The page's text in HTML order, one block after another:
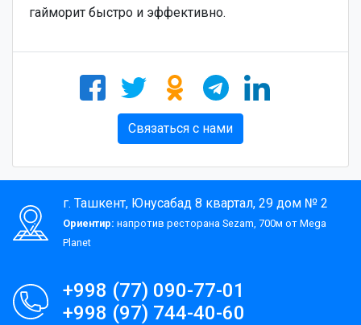
гайморит быстро и эффективно.
Связаться с нами
г. Ташкент, Юнусабад 8 квартал, 29 дом № 2
Ориентир: напротив ресторана Sezam, 700м от Mega
Planet
+998 (77) 090-77-01
+998 (97) 744-40-60